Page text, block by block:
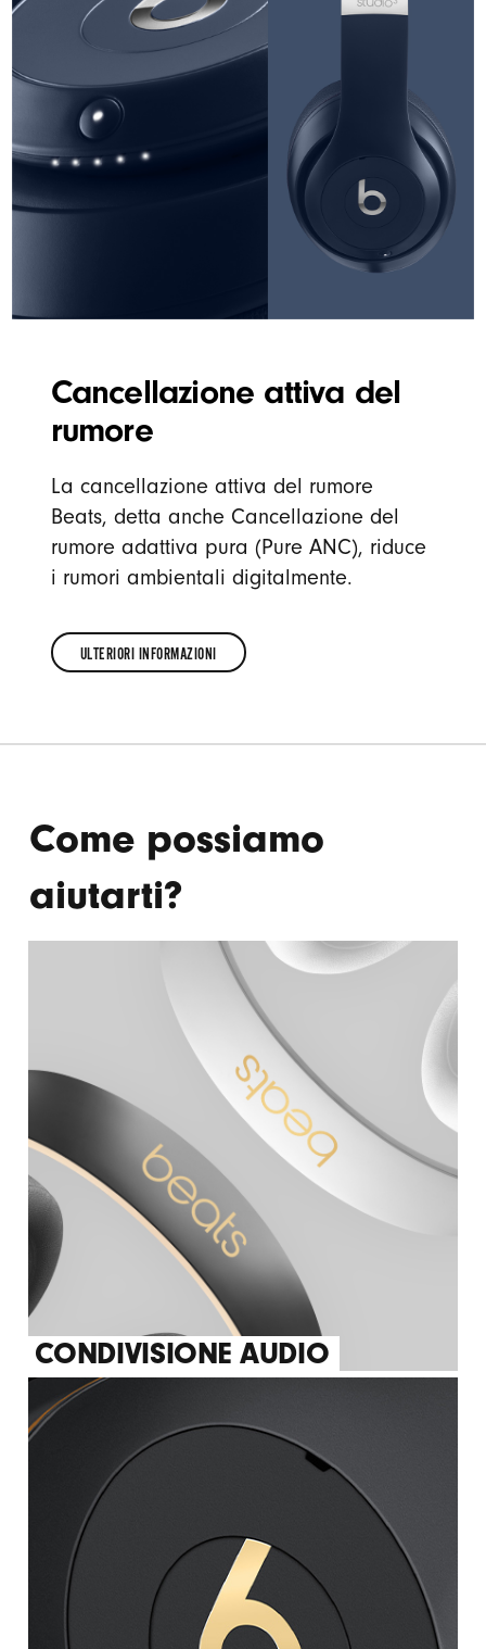
Cancellazione attiva del
rumore
La cancellazione attiva del rumore
Beats, detta anche Cancellazione del
rumore adattiva pura (Pure ANC), riduce
i rumori ambientali digitalmente.
ULTERIORI INFORMAZIONI
Come possiamo
aiutarti?
CONDIVISIONE AUDIO